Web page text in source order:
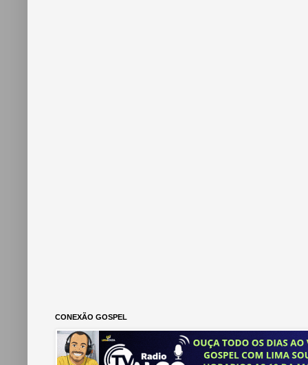
CONEXÃO GOSPEL